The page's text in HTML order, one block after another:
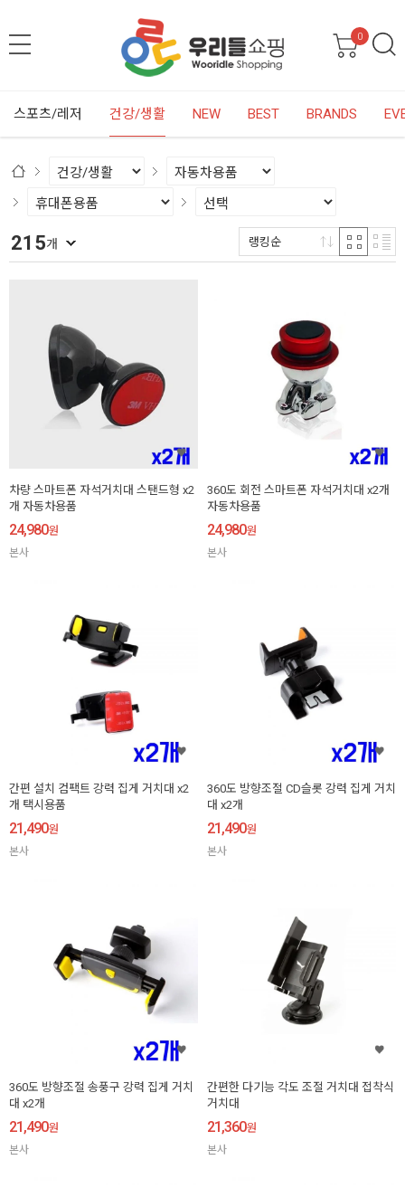
0
스포츠/레저 건강/생활 NEW BEST BRANDS
215개 랭킹순
차량 스마트폰 자석거치대 스탠드형 x2
개 자동차용품
24,980원
본사
360도 회전 스마트폰 자석거치대 x2개
자동차용품
24,980원
본사
간편 설치 컴팩트 강력 집게 거치대 x2
개 택시용품
21,490원
본사
360도 방향조절 CD슬롯 강력 집게 거치
대 x2개
21,490원
본사
360도 방향조절 송풍구 강력 집게 거치
대 x2개
21,490원
본사
간편한 다기능 각도 조절 거치대 접착식
거치대
21,360원
본사